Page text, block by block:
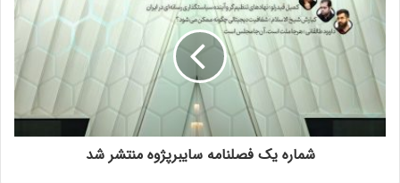
شماره یک فصلنامه سایبرپژوه منتشر شد